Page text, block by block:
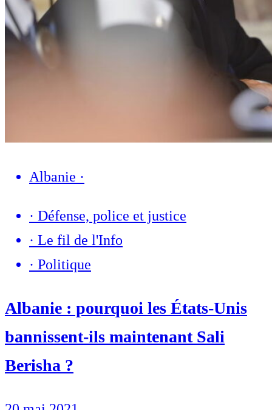
Albanie ·
· Défense, police et justice
· Le fil de l'Info
· Politique
Albanie : pourquoi les États-Unis
bannissent-ils maintenant Sali
Berisha ?